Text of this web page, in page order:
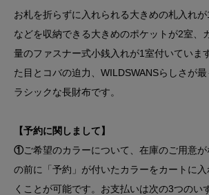
お札を折らずに入れられる大きめの札入れ
などを収納できる大きめのポケットが2室、
量のファスナー式小銭入れが1室付いていま
た目とコバの迫力、WILDSWANSらしさが
ラシックな長財布です。
【予約に関しまして】
①ご希望のカラーについて、在庫のご用意
の前に「予約」が付いたカラーをカートに入
くことが可能です。お支払いは次の3つのい